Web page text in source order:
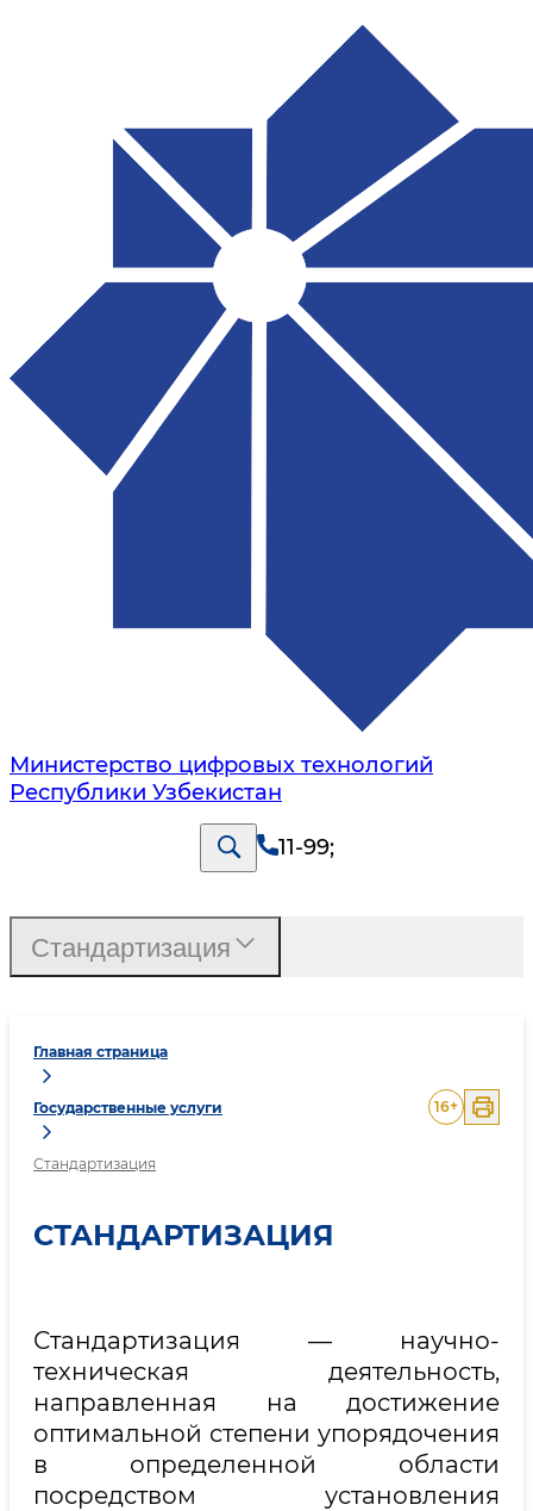
Министерство цифровых технологий
Республики Узбекистан
11-99;
Главная страница
Государственные услуги
Стандартизация
16+
СТАНДАРТИЗАЦИЯ
Стандартизация — научно-
техническая деятельность,
направленная на достижение
оптимальной степени упорядочения
в определенной области
посредством установления
Стандартизация